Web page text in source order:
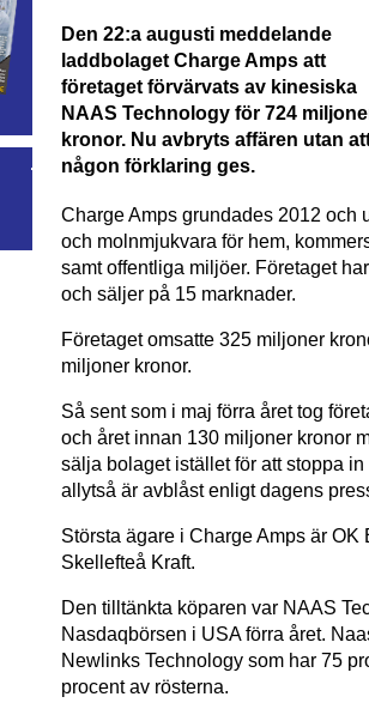
Den 22:a augusti meddelande
laddbolaget Charge Amps att
företaget förvärvats av kinesiska
NAAS Technology för 724
kronor. Nu avbryts affären utan
någon förklaring ges.
Charge Amps grundades 2012 och
och molnmjukvara för hem,
samt offentliga miljöer. Företaget
och säljer på 15 marknader.
Företaget omsatte 325 miljoner
miljoner kronor.
Så sent som i maj förra året tog
och året innan 130 miljoner kronor
sälja bolaget istället för att stoppa
allytså är avblåst enligt dagens
Största ägare i Charge Amps är
Skellefteå Kraft.
Den tilltänkta köparen var NAAS
Nasdaqbörsen i USA förra året.
Newlinks Technology som har 75
procent av rösterna.